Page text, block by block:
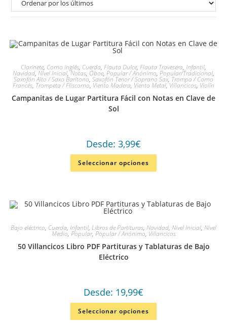
Clarinete, Corno inglés, Cuerda, Flauta Dulce, Flauta Travesera, Infantil,
Navidad, Nivel Inicial,Notas, Oboe, Popular / Anónimo, Popular/Tradicional,
Saxofón Alto / Saxo Barítono, Saxofón Tenor / Soprano Sax, Trompa / Corno
Francés, Trompeta / Fliscorno, Viento Madera, Viento Metal,Villancicos, Violín
Campanitas de Lugar Partitura Fácil con Notas en Clave de
Sol
Desde: 3,99€
Seleccionar opciones
Bajo eléctrico, Cuerda, Infantil, Libros de Partituras, Navidad, Nivel Inicial, Nivel
Medio, Popular, Popular / Anónimo, Villancicos
50 Villancicos Libro PDF Partituras y Tablaturas de Bajo
Eléctrico
Desde: 19,99€
Seleccionar opciones